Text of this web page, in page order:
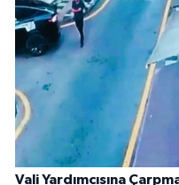
Vali Yardımcısına